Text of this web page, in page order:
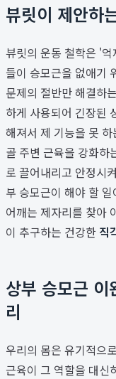
뷰릿이 제안하
뷰릿의 운동 철학은 '
들이 승모근을 없애기
문제의 절반만 해결하
하게 사용되어 긴장된
해져서 제 기능을 못
골 주변 근육을 강화하
로 끌어내리고 안정시
부 승모근이 해야 할
어깨는 제자리를 찾아
이 추구하는 건강한 직
상부 승모근 이
리
우리의 몸은 유기적으
근육이 그 역할을 대신